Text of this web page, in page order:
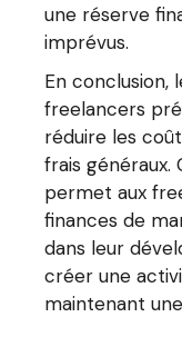
une réserve
imprévus.
En conclusion,
freelancers
réduire les
frais
permet aux
finances de
dans leur
créer une
maintenant